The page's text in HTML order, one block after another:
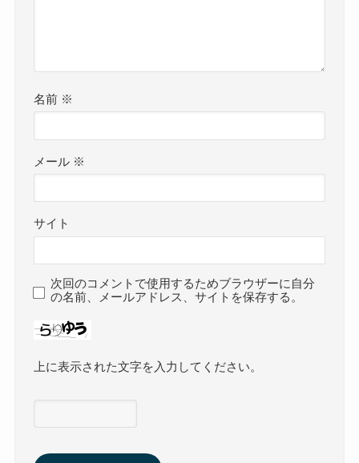
名前 ※
メール ※
サイト
次回のコメントで使用するためブラウザーに自分
の名前、メールアドレス、サイトを保存する。
上に表示された文字を入力してください。